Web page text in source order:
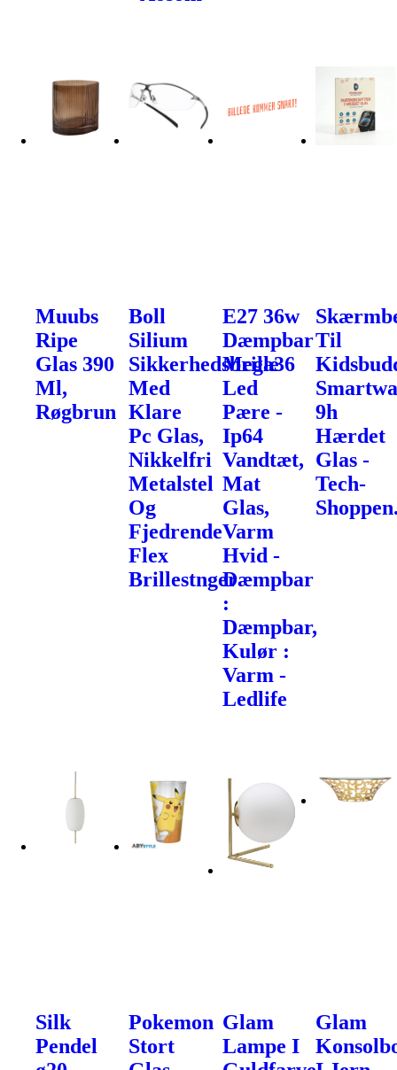
Muubs
Ripe
Glas 390
Ml,
Røgbrun
Boll
Silium
Sikkerhedsbrille
Med
Klare
Pc Glas,
Nikkelfri
Metalstel
Og
Fjedrende
Flex
Brillestnger
E27 36w
Dæmpbar
Mega36
Led
Pære -
Ip64
Vandtæt,
Mat
Glas,
Varm
Hvid -
Dæmpbar
:
Dæmpbar,
Kulør :
Varm -
Ledlife
Til
9h
Hærdet
Glas -
Tech-
Silk
Pendel
Pokemon
Stort
Glam
Lampe I
Glam